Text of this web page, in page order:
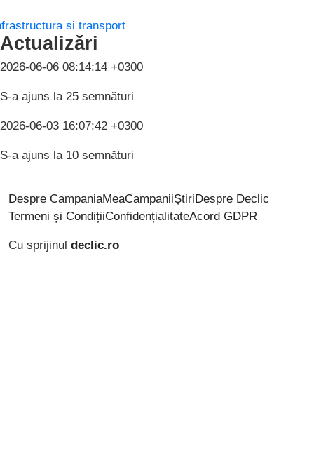
si transport
Actualizări
2026-06-06 08:14:14 +0300
S-a ajuns la 25 semnături
2026-06-03 16:07:42 +0300
S-a ajuns la 10 semnături
Despre CampaniaMeaCampaniiȘtiriDespre Declic
Termeni și CondițiiConfidențialitateAcord GDPR
Cu sprijinul declic.ro